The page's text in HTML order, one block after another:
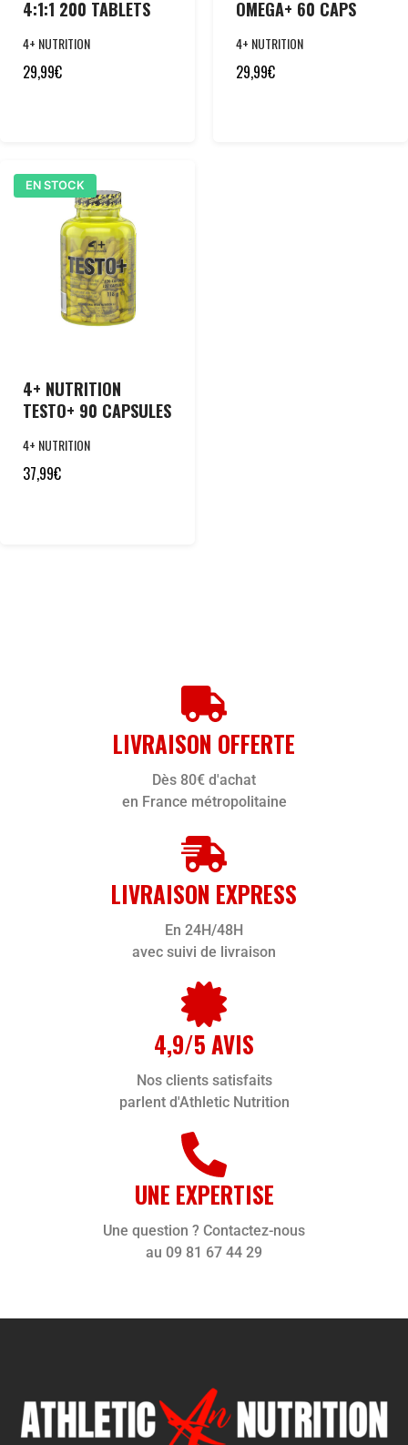
4:1:1 200 TABLETS
4+ NUTRITION
29,99€
OMEGA+ 60 CAPS
4+ NUTRITION
29,99€
EN STOCK
4+ NUTRITION
TESTO+ 90 CAPSULES
4+ NUTRITION
37,99€
LIVRAISON OFFERTE
Dès 80€ d'achat
en France métropolitaine
LIVRAISON EXPRESS
En 24H/48H
avec suivi de livraison
4,9/5 AVIS
Nos clients satisfaits
parlent d'Athletic Nutrition
UNE EXPERTISE
Une question ? Contactez-nous
au 09 81 67 44 29